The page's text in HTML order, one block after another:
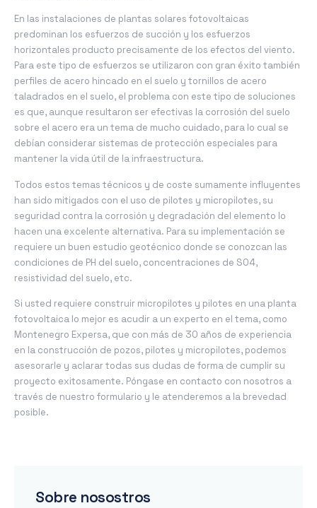
En las instalaciones de plantas solares fotovoltaicas
predominan los esfuerzos de succión y los esfuerzos
horizontales producto precisamente de los efectos del viento.
Para este tipo de esfuerzos se utilizaron con gran éxito también
perfiles de acero hincado en el suelo y tornillos de acero
taladrados en el suelo, el problema con este tipo de soluciones
es que, aunque resultaron ser efectivas la corrosión del suelo
sobre el acero era un tema de mucho cuidado, para lo cual se
debían considerar sistemas de protección especiales para
mantener la vida útil de la infraestructura.
Todos estos temas técnicos y de coste sumamente influyentes
han sido mitigados con el uso de pilotes y micropilotes, su
seguridad contra la corrosión y degradación del elemento lo
hacen una excelente alternativa. Para su implementación se
requiere un buen estudio geotécnico donde se conozcan las
condiciones de PH del suelo, concentraciones de SO4,
resistividad del suelo, etc.
Si usted requiere construir micropilotes y pilotes en una planta
fotovoltaica lo mejor es acudir a un experto en el tema, como
Montenegro Expersa, que con más de 30 años de experiencia
en la construcción de pozos, pilotes y micropilotes, podemos
asesorarle y aclarar todas sus dudas de forma de cumplir su
proyecto exitosamente. Póngase en contacto con nosotros a
través de nuestro formulario y le atenderemos a la brevedad
posible.
Sobre nosostros